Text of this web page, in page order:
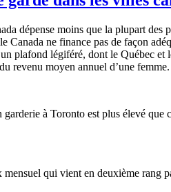
dépense moins que la plupart des
ne finance pas de façon
plafond légiféré, dont le Québec
revenu moyen annuel d’une femme.
à Toronto est plus élevé
mensuel qui vient en deuxième